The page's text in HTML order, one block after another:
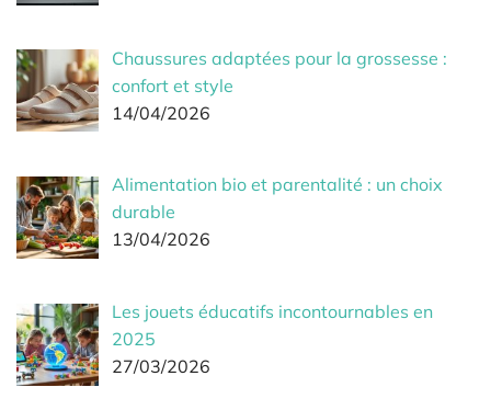
Chaussures adaptées pour la grossesse :
confort et style
14/04/2026
Alimentation bio et parentalité : un choix
durable
13/04/2026
Les jouets éducatifs incontournables en
2025
27/03/2026